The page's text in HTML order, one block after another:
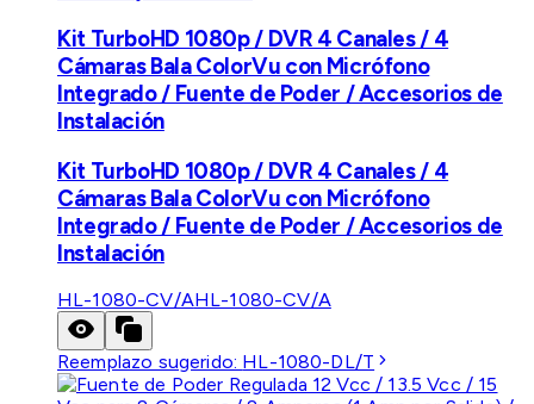
Kit TurboHD 1080p / DVR 4 Canales / 4
Cámaras Bala ColorVu con Micrófono
Integrado / Fuente de Poder / Accesorios de
Instalación
Kit TurboHD 1080p / DVR 4 Canales / 4
Cámaras Bala ColorVu con Micrófono
Integrado / Fuente de Poder / Accesorios de
Instalación
HL-1080-CV/AHL-1080-CV/A
Reemplazo sugerido: HL-1080-DL/T